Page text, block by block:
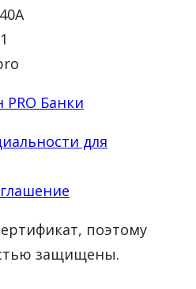
PRO Банки
для
поэтому
защищены.